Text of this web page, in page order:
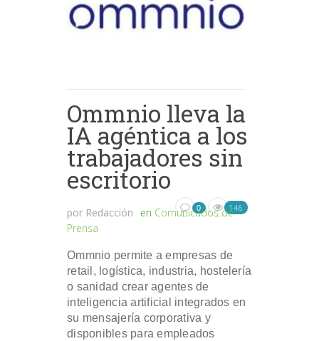
Ommnio lleva la
IA agéntica a los
trabajadores sin
escritorio
por Redacción en Comunicados de
Prensa
0 146
Ommnio permite a empresas de
retail, logística, industria, hostelería
o sanidad crear agentes de
inteligencia artificial integrados en
su mensajería corporativa y
disponibles para empleados